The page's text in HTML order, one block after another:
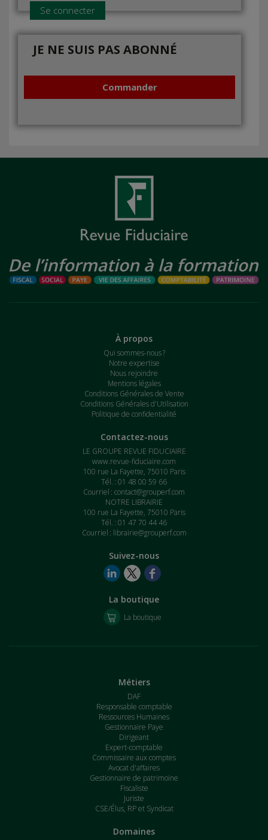
Se connecter
JE NE SUIS PAS ABONNÉ
Commander
À propos
Qui sommes-nous ?
Notre expertise
Nous rejoindre
Mentions légales
Conditions Générales de Vente
Conditions Générales d'Utilisation
Politique de confidentialité
Contactez-nous
LE GROUPE REVUE FIDUCIAIRE
www.revue-fiduciaire.com
100 rue La Fayette, 75010 Paris
Tél. : 01 48 00 59 66
Courriel : contact@grouperf.com
NOTRE LIBRAIRIE
100 rue La Fayette, 75010 Paris
Tél. : 01 47 70 44 46
Courriel : librairie@grouperf.com
Suivez-nous
La boutique
La boutique
Métiers
DAF
Responsable comptable
Ressources Humaines
Gestionnaire Paye
Dirigeant
Expert-comptable
Commissaire aux comptes
Avocat d'affaires
Gestionnaire de patrimoine
Fiscaliste
Juriste
CSE/Élus, RP et Syndicat
Domaines